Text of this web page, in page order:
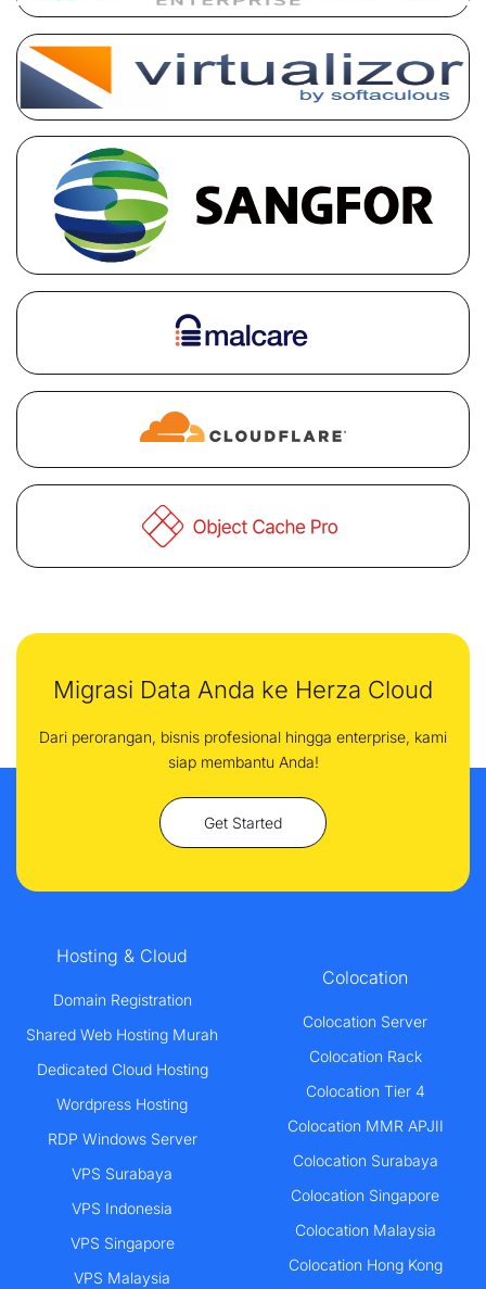
Migrasi Data Anda ke Herza Cloud
Dari perorangan, bisnis profesional hingga enterprise, kami
siap membantu Anda!
Get Started
Hosting & Cloud
Domain Registration
Shared Web Hosting Murah
Dedicated Cloud Hosting
Wordpress Hosting
RDP Windows Server
VPS Surabaya
VPS Indonesia
VPS Singapore
VPS Malaysia
Colocation
Colocation Server
Colocation Rack
Colocation Tier 4
Colocation MMR APJII
Colocation Surabaya
Colocation Singapore
Colocation Malaysia
Colocation Hong Kong